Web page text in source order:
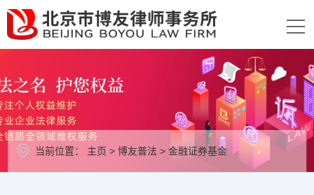
当前位置： 主页 >博友普法 >金融证券基金